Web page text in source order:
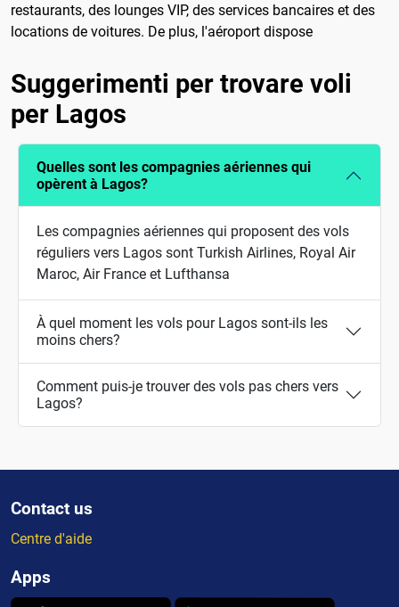
restaurants, des lounges VIP, des services bancaires et des
locations de voitures. De plus, l'aéroport dispose
Suggerimenti per trovare voli
per Lagos
Quelles sont les compagnies aériennes qui
opèrent à Lagos?
Les compagnies aériennes qui proposent des vols
réguliers vers Lagos sont Turkish Airlines, Royal Air
Maroc, Air France et Lufthansa
À quel moment les vols pour Lagos sont-ils les
moins chers?
Comment puis-je trouver des vols pas chers vers
Lagos?
Contact us
Centre d'aide
Apps